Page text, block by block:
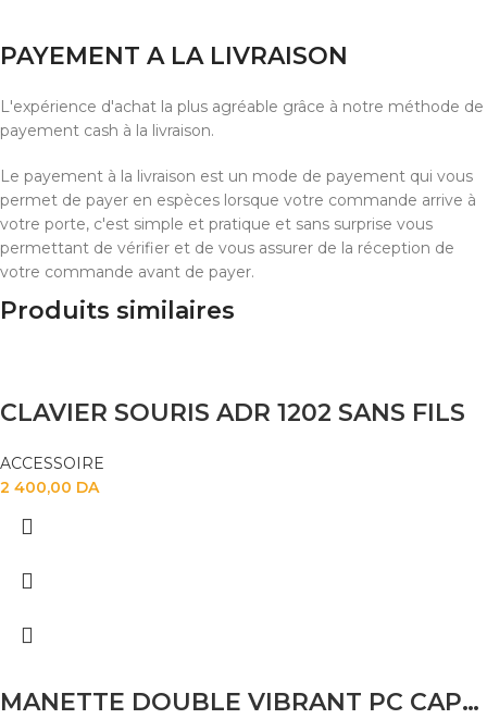
PAYEMENT A LA LIVRAISON
L'expérience d'achat la plus agréable grâce à notre méthode de
payement cash à la livraison.
Le payement à la livraison est un mode de payement qui vous
permet de payer en espèces lorsque votre commande arrive à
votre porte, c'est simple et pratique et sans surprise vous
permettant de vérifier et de vous assurer de la réception de
votre commande avant de payer.
Produits similaires
CLAVIER SOURIS ADR 1202 SANS FILS
ACCESSOIRE
2 400,00 DA
MANETTE DOUBLE VIBRANT PC CAPSYS GS 509